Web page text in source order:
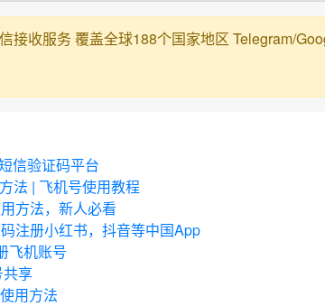
接收服务 覆盖全球188个国家地区 Telegram/
信验证码平台
法 | 飞机号使用教程
方法，新人必看
注册小红书，抖音等中国App
飞机账号
享
用方法